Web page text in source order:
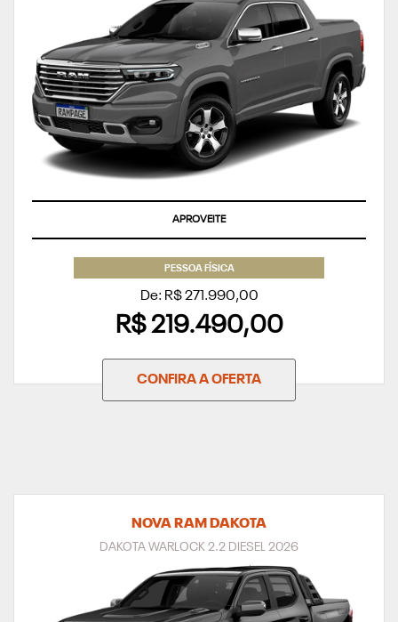
APROVEITE
PESSOA FÍSICA
De: R$ 271.990,00
R$ 219.490,00
CONFIRA A OFERTA
NOVA RAM DAKOTA
DAKOTA WARLOCK 2.2 DIESEL 2026